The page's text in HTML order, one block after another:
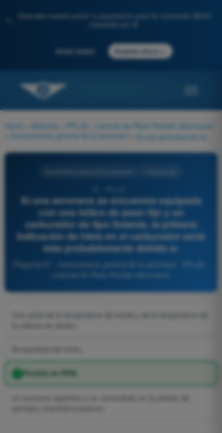
Descubre nuestro portal: tu preparación para los exámenes AESA
Iniciar sesión Empieza ahora
Home Materias
PPL(A) - Licencia de Piloto Privado (Aeronave)
Conocimiento general de la aeronave
Si una aeronave se encuentra equipada
con una hélice de paso fijo y un
carburador de tipo flotante, la primera
indicación de hielo en el carburador sería
más probablemente debido a:
Pérdida de RPM.